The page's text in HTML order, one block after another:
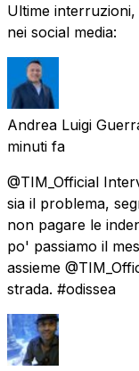
Ultime
nei social media:
Andrea Luigi
minuti fa
@TIM_Official
sia il problema,
non pagare le
po' passiamo il
assieme
strada. #odissea